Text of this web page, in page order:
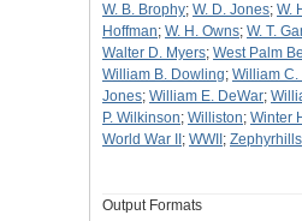
W. B. Brophy; W. D. Jones; W.
Hoffman; W. H. Owns; W. T.
Walter D. Myers; West Palm
William B. Dowling; William C.
Jones; William E. DeWar;
P. Wilkinson; Williston; Winter
World War II ; WWII ; Zephyrhills
Output Formats